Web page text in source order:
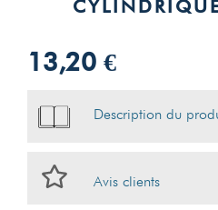
13,20 €
Description du
Avis clients